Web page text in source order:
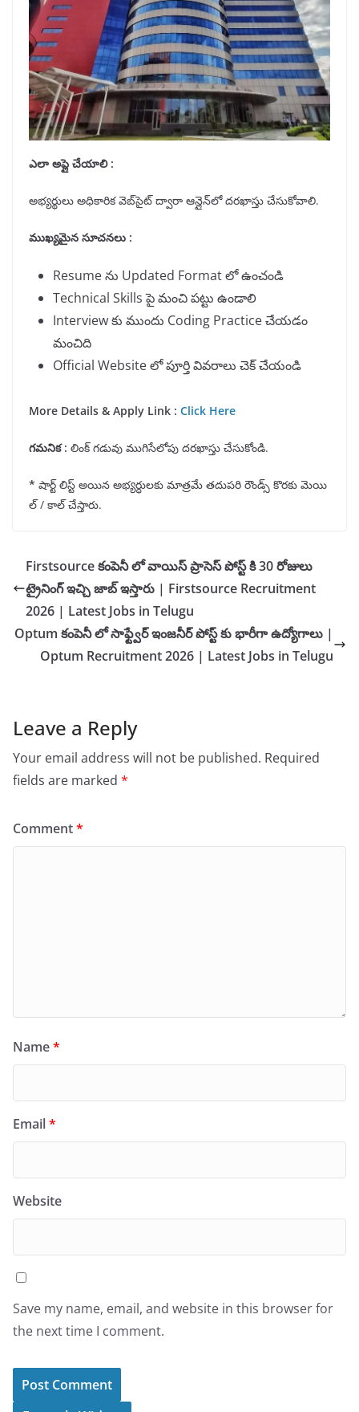
ఎలా అప్లై చేయాలి :
అభ్యర్థులు అధికారిక వెబ్‌సైట్ ద్వారా ఆన్లైన్‌లో దరఖాస్తు చేసుకోవాలి.
ముఖ్యమైన సూచనలు :
Resume ను Updated Format లో ఉంచండి
Technical Skills పై మంచి పట్టు ఉండాలి
Interview కు ముందు Coding Practice చేయడం
మంచిది
Official Website లో పూర్తి వివరాలు చెక్ చేయండి
More Details & Apply Link : Click Here
గమనిక: లింక్ గడువు ముగిసేలోపు దరఖాస్తు చేసుకోండి.
* షార్ట్ లిస్ట్ అయిన అభ్యర్ధులకు మాత్రమే తదుపరి రౌండ్స్ కొరకు మెయి
ల్ / కాల్ చేస్తారు.
Firstsource కంపెనీ లో వాయిస్ ప్రాసెస్ పోస్ట్ కి 30 రోజులు
ట్రైనింగ్ ఇచ్చి జాబ్ ఇస్తారు | Firstsource Recruitment
2026 | Latest Jobs in Telugu
Optum కంపెనీ లో సాఫ్ట్వేర్ ఇంజనీర్ పోస్ట్ కు భారీగా ఉద్యోగాలు |
Optum Recruitment 2026 | Latest Jobs in Telugu
Leave a Reply
Your email address will not be published. Required
fields are marked *
Comment*
Name*
Email*
Website
Save my name, email, and website in this browser for
the next time I comment.